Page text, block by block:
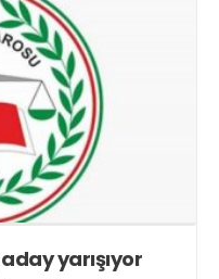
yarışıyor